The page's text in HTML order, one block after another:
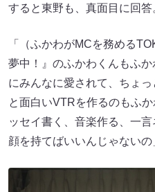
すると東野も、真面目に回答
「（ふかわがMCを務める
夢中！』のふかわくんもふ
にみんなに愛されて、ちょ
と面白いVTRを作るのもふ
ッセイ書く、音楽作る、一
顔を持てばいいんじゃないの